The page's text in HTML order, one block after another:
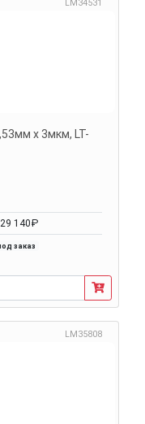
LM34531
х 3мкм, LT-
140₽
заказ
LM35808